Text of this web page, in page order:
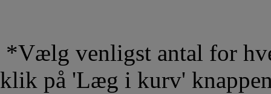
*Vælg venligst antal for
klik på 'Læg i kurv'